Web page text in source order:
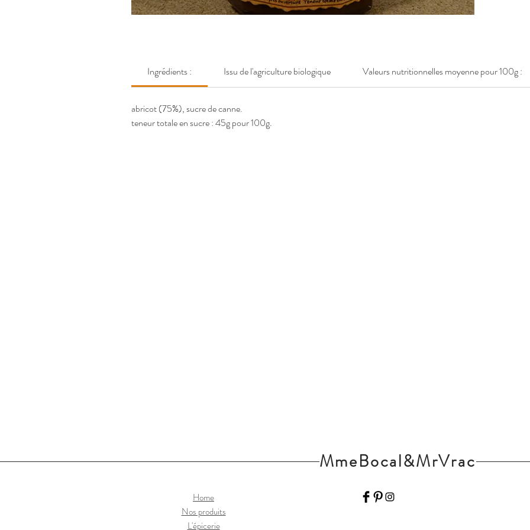
Ingrédients : Issu de l'agriculture biologique Valeurs nutritionnelles moyenne pour 100g :
abricot (75%), sucre de canne.
teneur totale en sucre : 45g pour 100g.
MmeBocal&MrVrac
Home
Nos produits
L'épicerie